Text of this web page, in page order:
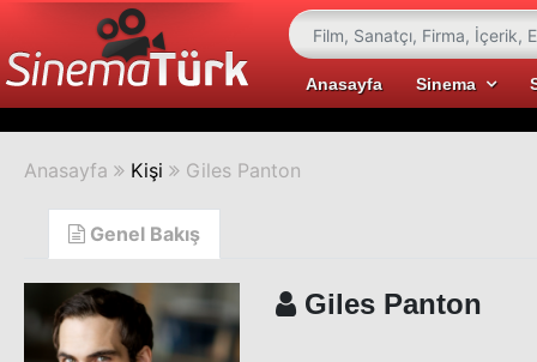
Anasayfa Sinema
Anasayfa Kişi Giles Panton
Genel Bakış
Giles Panton